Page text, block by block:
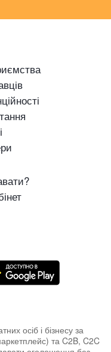
осіб і бізнесу за
та C2B, C2C